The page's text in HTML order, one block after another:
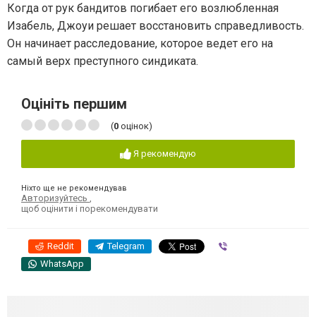
Когда от рук бандитов погибает его возлюбленная
Изабель, Джоуи решает восстановить справедливость.
Он начинает расследование, которое ведет его на
самый верх преступного синдиката.
Оцініть першим
(0 оцінок)
Я рекомендую
Ніхто ще не рекомендував
Авторизуйтесь ,
щоб оцінити і порекомендувати
Reddit Telegram
WhatsApp